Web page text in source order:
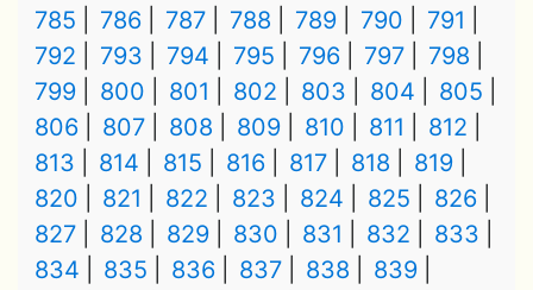
785
786 787 788 789 790
791
792
793 794 795 796 797
798
799
800 801 802 803 804
805
806
807 808 809 810 811
812
813
814 815 816 817 818
819
820
821 822 823 824 825
826
827
828 829 830 831 832
833
834
835 836 837 838
839